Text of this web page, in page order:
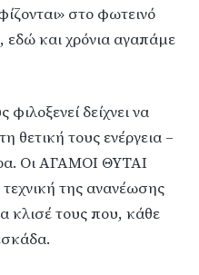
στο φωτεινό
και χρόνια αγαπάμε
δείχνει να
θετική τους ενέργεια –
Οι ΑΓΑΜΟΙ ΘΥΤΑΙ
της ανανέωσης
κλισέ τους που, κάθε